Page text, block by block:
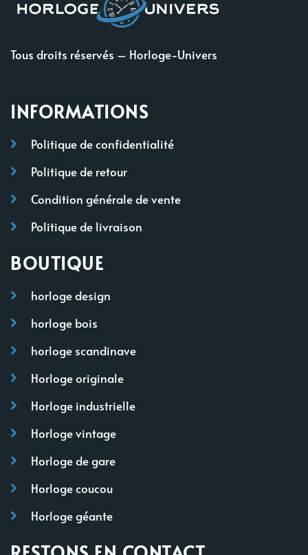
Tous droits réservés – Horloge-Univers
INFORMATIONS
Politique de confidentialité
Politique de retour
Condition générale de vente
Politique de livraison
BOUTIQUE
horloge design
horloge bois
horloge scandinave
Horloge originale
Horloge industrielle
Horloge vintage
Horloge de gare
Horloge coucou
Horloge géante